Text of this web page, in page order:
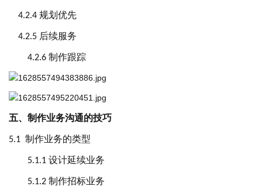
4.2.4 规划优先
4.2.5 后续服务
4.2.6 制作跟踪
五、制作业务沟通的技巧
5.1 制作业务的类型
5.1.1 设计延续业务
5.1.2 制作招标业务